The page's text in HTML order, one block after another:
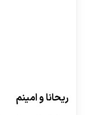
ریحانا و امینم